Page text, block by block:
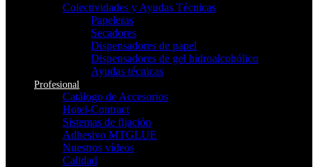
Colectividades y Ayudas Técnicas
Papeleras
Secadores
Dispensadores de papel
Dispensadores de gel hidroalcohólico
Ayudas técnicas
Profesional
Catálogo de Accesorios
Hotel-Contract
Sistemas de fijación
Adhesivo MTGLUE
Nuestros vídeos
Calidad